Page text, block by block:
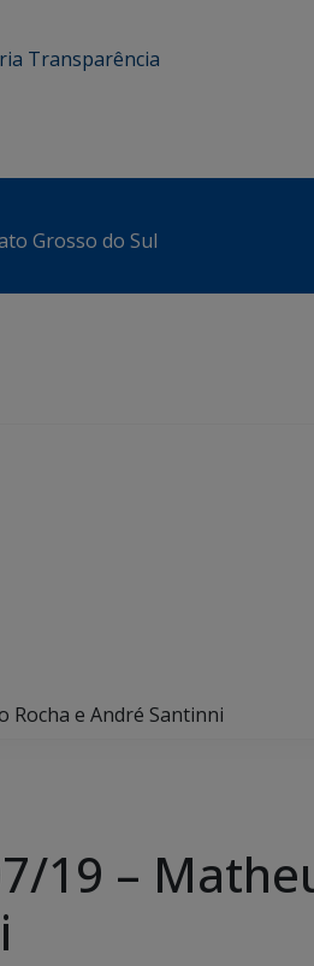
Transparência
Grosso do Sul
Rocha e André Santinni
19 –